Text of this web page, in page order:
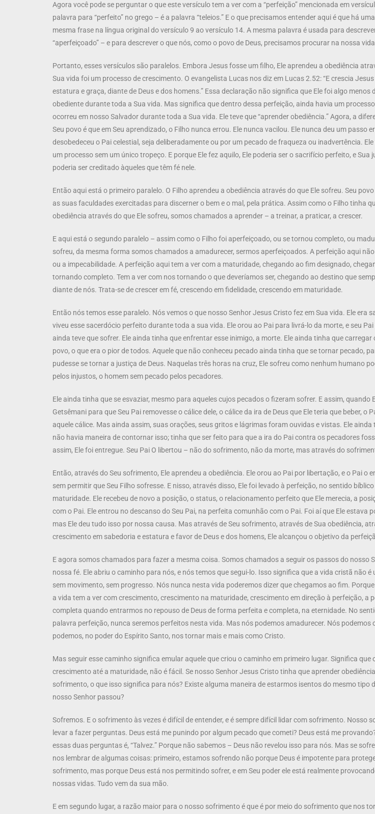
Agora você pode se perguntar o que este versículo tem a ver com a “perfeição” mencionada em
palavra para “perfeito” no grego – é a palavra “teleios.” E o que precisamos entender aqui é que há
mesma frase na língua original do versículo 9 ao versículo 14. A mesma palavra é usada para
“aperfeiçoado” – e para descrever o que nós, como o povo de Deus, precisamos procurar na nossa
Portanto, esses versículos são paralelos. Embora Jesus fosse um filho, Ele aprendeu a obediência
Sua vida foi um processo de crescimento. O evangelista Lucas nos diz em Lucas 2.52: “E crescia
estatura e graça, diante de Deus e dos homens.” Essa declaração não significa que Ele foi algo menos
obediente durante toda a Sua vida. Mas significa que dentro dessa perfeição, ainda havia um
ocorreu em nosso Salvador durante toda a Sua vida. Ele teve que “aprender obediência.” Agora, a
Seu povo é que em Seu aprendizado, o Filho nunca errou. Ele nunca vacilou. Ele nunca deu um passo
desobedeceu o Pai celestial, seja deliberadamente ou por um pecado de fraqueza ou inadvertência.
um processo sem um único tropeço. E porque Ele fez aquilo, Ele poderia ser o sacrifício perfeito, e Sua
poderia ser creditado àqueles que têm fé nele.
Então aqui está o primeiro paralelo. O Filho aprendeu a obediência através do que Ele sofreu. Seu
as suas faculdades exercitadas para discerner o bem e o mal, pela prática. Assim como o Filho tinha
obediência através do que Ele sofreu, somos chamados a aprender – a treinar, a praticar, a crescer.
E aqui está o segundo paralelo – assim como o Filho foi aperfeiçoado, ou se tornou completo, ou
sofreu, da mesma forma somos chamados a amadurecer, sermos aperfeiçoados. A perfeição aqui não
ou a impecabilidade. A perfeição aqui tem a ver com a maturidade, chegando ao fim designado,
tornando completo. Tem a ver com nos tornando o que deveríamos ser, chegando ao destino que
diante de nós. Trata-se de crescer em fé, crescendo em fidelidade, crescendo em maturidade.
Então nós temos esse paralelo. Nós vemos o que nosso Senhor Jesus Cristo fez em Sua vida. Ele era
viveu esse sacerdócio perfeito durante toda a sua vida. Ele orou ao Pai para livrá-lo da morte, e seu
ainda teve que sofrer. Ele ainda tinha que enfrentar esse inimigo, a morte. Ele ainda tinha que carregar
povo, o que era o pior de todos. Aquele que não conheceu pecado ainda tinha que se tornar pecado,
pudesse se tornar a justiça de Deus. Naquelas três horas na cruz, Ele sofreu como nenhum humano
pelos injustos, o homem sem pecado pelos pecadores.
Ele ainda tinha que se esvaziar, mesmo para aqueles cujos pecados o fizeram sofrer. E assim, quando
Getsêmani para que Seu Pai removesse o cálice dele, o cálice da ira de Deus que Ele teria que beber, o
aquele cálice. Mas ainda assim, suas orações, seus gritos e lágrimas foram ouvidas e vistas. Ele
não havia maneira de contornar isso; tinha que ser feito para que a ira do Pai contra os pecadores
assim, Ele foi entregue. Seu Pai O libertou – não do sofrimento, não da morte, mas através do
Então, através do Seu sofrimento, Ele aprendeu a obediência. Ele orou ao Pai por libertação, e o Pai o
sem permitir que Seu Filho sofresse. E nisso, através disso, Ele foi levado à perfeição, no sentido
maturidade. Ele recebeu de novo a posição, o status, o relacionamento perfeito que Ele merecia, a
com o Pai. Ele entrou no descanso do Seu Pai, na perfeita comunhão com o Pai. Foi aí que Ele estava
mas Ele deu tudo isso por nossa causa. Mas através de Seu sofrimento, através de Sua obediência,
crescimento em sabedoria e estatura e favor de Deus e dos homens, Ele alcançou o objetivo da
E agora somos chamados para fazer a mesma coisa. Somos chamados a seguir os passos do nosso
nossa fé. Ele abriu o caminho para nós, e nós temos que segui-lo. Isso significa que a vida cristã não é
sem movimento, sem progresso. Nós nunca nesta vida poderemos dizer que chegamos ao fim.
a vida tem a ver com crescimento, crescimento na maturidade, crescimento em direção à perfeição, a
completa quando entrarmos no repouso de Deus de forma perfeita e completa, na eternidade. No
palavra perfeição, nunca seremos perfeitos nesta vida. Mas nós podemos amadurecer. Nós podemos
podemos, no poder do Espírito Santo, nos tornar mais e mais como Cristo.
Mas seguir esse caminho significa emular aquele que criou o caminho em primeiro lugar. Significa que
crescimento até a maturidade, não é fácil. Se nosso Senhor Jesus Cristo tinha que aprender
sofrimento, o que isso significa para nós? Existe alguma maneira de estarmos isentos do mesmo tipo
nosso Senhor passou?
Sofremos. E o sofrimento às vezes é difícil de entender, e é sempre difícil lidar com sofrimento. Nosso
levar a fazer perguntas. Deus está me punindo por algum pecado que cometi? Deus está me
essas duas perguntas é, “Talvez.” Porque não sabemos – Deus não revelou isso para nós. Mas se
nos lembrar de algumas coisas: primeiro, estamos sofrendo não porque Deus é impotente para
sofrimento, mas porque Deus está nos permitindo sofrer, e em Seu poder ele está realmente
nossas vidas. Tudo vem da sua mão.
E em segundo lugar, a razão maior para o nosso sofrimento é que é por meio do sofrimento que nos